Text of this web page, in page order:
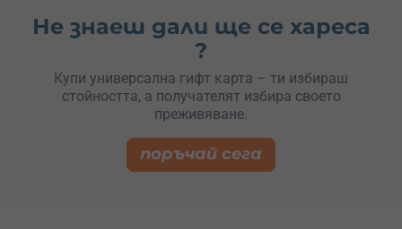
Не знаеш дали ще се хареса
?
Купи универсална гифт карта – ти избираш
стойността, а получателят избира своето
преживяване.
поръчай сега